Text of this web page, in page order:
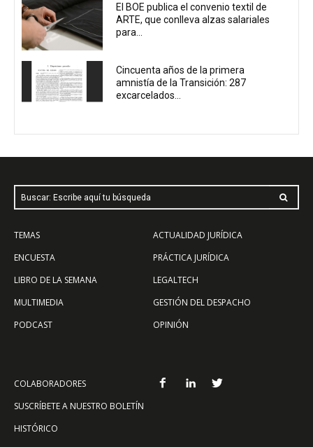
El BOE publica el convenio textil de
ARTE, que conlleva alzas salariales
para...
Cincuenta años de la primera
amnistía de la Transición: 287
excarcelados...
Buscar: Escribe aquí tu búsqueda
TEMAS
ENCUESTA
LIBRO DE LA SEMANA
MULTIMEDIA
PODCAST
ACTUALIDAD JURÍDICA
PRÁCTICA JURÍDICA
LEGALTECH
GESTIÓN DEL DESPACHO
OPINIÓN
COLABORADORES
SUSCRÍBETE A NUESTRO BOLETÍN
HISTÓRICO